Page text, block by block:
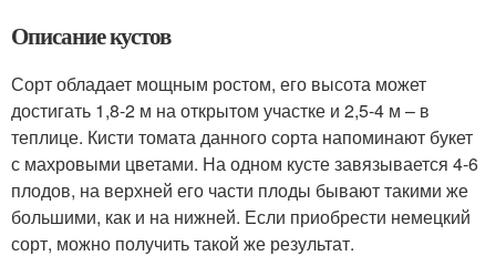
Описание кустов
Сорт обладает мощным ростом, его высота может
достигать 1,8-2 м на открытом участке и 2,5-4 м – в
теплице. Кисти томата данного сорта напоминают букет
с махровыми цветами. На одном кусте завязывается 4-6
плодов, на верхней его части плоды бывают такими же
большими, как и на нижней. Если приобрести немецкий
сорт, можно получить такой же результат.